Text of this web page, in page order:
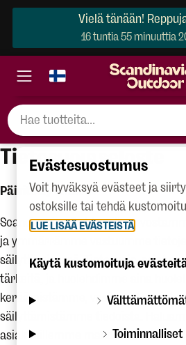
Vielä tänään!
16 tuntia 55 minuuttia
Tietosuojaseloste
Päivitetty 9.7.2024
Scandinavian Outdoorilla
ja ymmärrämme vastuumme
säilyttämisessä. Tietosuoja-asiat
tärkeitä, ja huolehdimme aina
keräämistämme,
säilyttämistämme tiedoista.
asiakkaillemme mahdollisuuden
Evästesuostumus
Voit hyväksyä evästeet ja
ostoksille tai tehdä
LUE LISÄÄ EVÄSTEISTÄ
Käytä kustomoituja
Toiminnalliset